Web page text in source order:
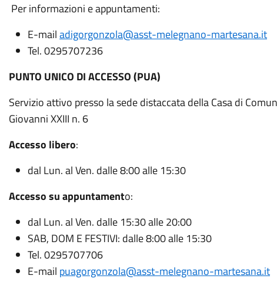
Per informazioni e appuntamenti:
E-mailadigorgonzola@asst-melegnano-martesana.it
Tel. 0295707236
PUNTO UNICO DI ACCESSO (PUA)
Servizio attivo presso la sede distaccata della Casa di
Giovanni XXIII n. 6
Accesso libero:
dal Lun. al Ven. dalle 8:00 alle 15:30
Accesso su appuntamento:
dal Lun. al Ven. dalle 15:30 alle 20:00
SAB, DOM E FESTIVI: dalle 8:00 alle 15:30
Tel. 0295707706
E-mail puagorgonzola@asst-melegnano-martesana.it